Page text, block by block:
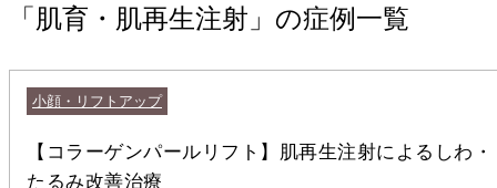
「肌育・肌再生注射」の症例一覧
小顔・リフトアップ
【コラーゲンパールリフト】肌再生注射によるしわ・
たるみ改善治療